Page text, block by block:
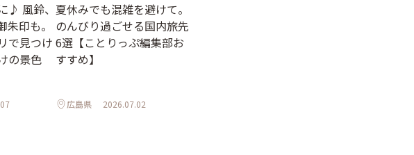
♪ 風鈴、
印も。
で見つけ
の景色
夏休みでも混雑を避けて。
のんびり過ごせる国内旅先
6選【ことりっぷ編集部お
すすめ】
広島県 2026.07.02